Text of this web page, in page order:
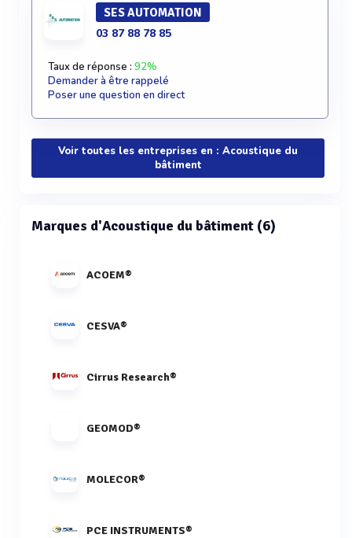
SES AUTOMATION
03 87 88 78 85
Taux de réponse : 92%
Demander à être rappelé
Poser une question en direct
Voir toutes les entreprises en : Acoustique du
bâtiment
Marques d'Acoustique du bâtiment (6)
ACOEM®
CESVA®
Cirrus Research®
GEOMOD®
MOLECOR®
PCE INSTRUMENTS®